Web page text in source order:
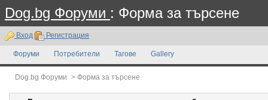
Dog.bg Форуми : Форма за търсене
Вход Регистрация
Форуми Потребители Тагове Gallery
Dog.bg Форуми > Форма за търсене